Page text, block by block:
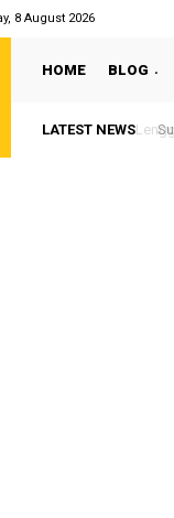
8 August 2026
HOME BLOG
LATEST NEWS